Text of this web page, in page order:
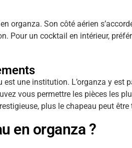
organza. Son côté aérien
Pour un cocktail en intérieur,
une institution. L’organza y
vous permettre les pièces les
plus le chapeau peut être
en organza ?